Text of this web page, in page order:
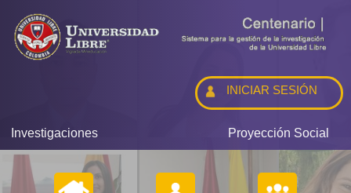
Investigaciones Proyección Social
INICIAR SESIÓN